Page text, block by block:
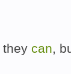
they can ,